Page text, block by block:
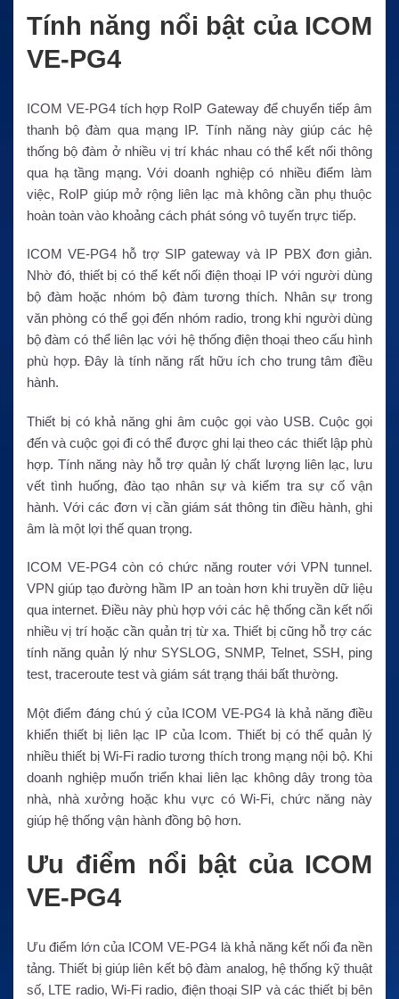
Tính năng nổi bật của ICOM
VE-PG4
ICOM VE-PG4 tích hợp RoIP Gateway để chuyển tiếp âm
thanh bộ đàm qua mạng IP. Tính năng này giúp các hệ
thống bộ đàm ở nhiều vị trí khác nhau có thể kết nối thông
qua hạ tầng mạng. Với doanh nghiệp có nhiều điểm làm
việc, RoIP giúp mở rộng liên lạc mà không cần phụ thuộc
hoàn toàn vào khoảng cách phát sóng vô tuyến trực tiếp.
ICOM VE-PG4 hỗ trợ SIP gateway và IP PBX đơn giản.
Nhờ đó, thiết bị có thể kết nối điện thoại IP với người dùng
bộ đàm hoặc nhóm bộ đàm tương thích. Nhân sự trong
văn phòng có thể gọi đến nhóm radio, trong khi người dùng
bộ đàm có thể liên lạc với hệ thống điện thoại theo cấu hình
phù hợp. Đây là tính năng rất hữu ích cho trung tâm điều
hành.
Thiết bị có khả năng ghi âm cuộc gọi vào USB. Cuộc gọi
đến và cuộc gọi đi có thể được ghi lại theo các thiết lập phù
hợp. Tính năng này hỗ trợ quản lý chất lượng liên lạc, lưu
vết tình huống, đào tạo nhân sự và kiểm tra sự cố vận
hành. Với các đơn vị cần giám sát thông tin điều hành, ghi
âm là một lợi thế quan trọng.
ICOM VE-PG4 còn có chức năng router với VPN tunnel.
VPN giúp tạo đường hầm IP an toàn hơn khi truyền dữ liệu
qua internet. Điều này phù hợp với các hệ thống cần kết nối
nhiều vị trí hoặc cần quản trị từ xa. Thiết bị cũng hỗ trợ các
tính năng quản lý như SYSLOG, SNMP, Telnet, SSH, ping
test, traceroute test và giám sát trạng thái bất thường.
Một điểm đáng chú ý của ICOM VE-PG4 là khả năng điều
khiển thiết bị liên lạc IP của Icom. Thiết bị có thể quản lý
nhiều thiết bị Wi-Fi radio tương thích trong mạng nội bộ. Khi
doanh nghiệp muốn triển khai liên lạc không dây trong tòa
nhà, nhà xưởng hoặc khu vực có Wi-Fi, chức năng này
giúp hệ thống vận hành đồng bộ hơn.
Ưu điểm nổi bật của ICOM
VE-PG4
Ưu điểm lớn của ICOM VE-PG4 là khả năng kết nối đa nền
tảng. Thiết bị giúp liên kết bộ đàm analog, hệ thống kỹ thuật
số, LTE radio, Wi-Fi radio, điện thoại SIP và các thiết bị bên